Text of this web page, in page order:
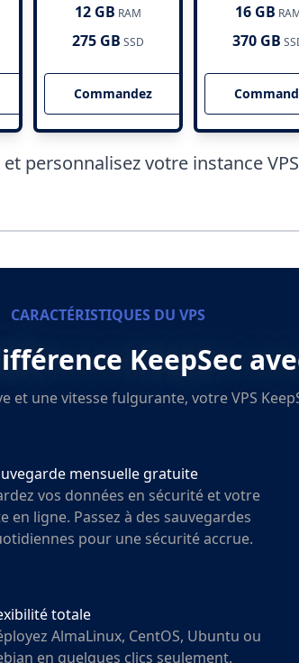
12 GB RAM
275 GB SSD
Commandez
16 GB
370 GB
personnalisez votre instance VPS
CARACTÉRISTIQUES DU VPS
KeepSec
une vitesse fulgurante, votre VPS
mensuelle gratuite
vos données en sécurité et votre
en ligne. Passez à des sauvegardes
pour une sécurité accrue.
totale
AlmaLinux, CentOS, Ubuntu ou
en quelques clics seulement.